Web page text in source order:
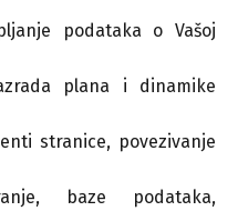
podataka o Vašoj
plana i dinamike
stranice, povezivanje
baze podataka,